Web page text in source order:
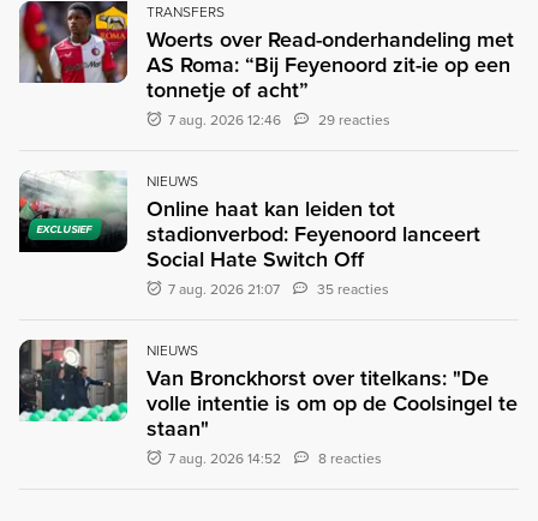
TRANSFERS
Woerts over Read-onderhandeling met
AS Roma: “Bij Feyenoord zit-ie op een
tonnetje of acht”
7 aug. 2026 12:46 29 reacties
EXCLUSIEF
NIEUWS
Online haat kan leiden tot
stadionverbod: Feyenoord lanceert
Social Hate Switch Off
7 aug. 2026 21:07 35 reacties
NIEUWS
Van Bronckhorst over titelkans: "De
volle intentie is om op de Coolsingel te
staan"
7 aug. 2026 14:52 8 reacties